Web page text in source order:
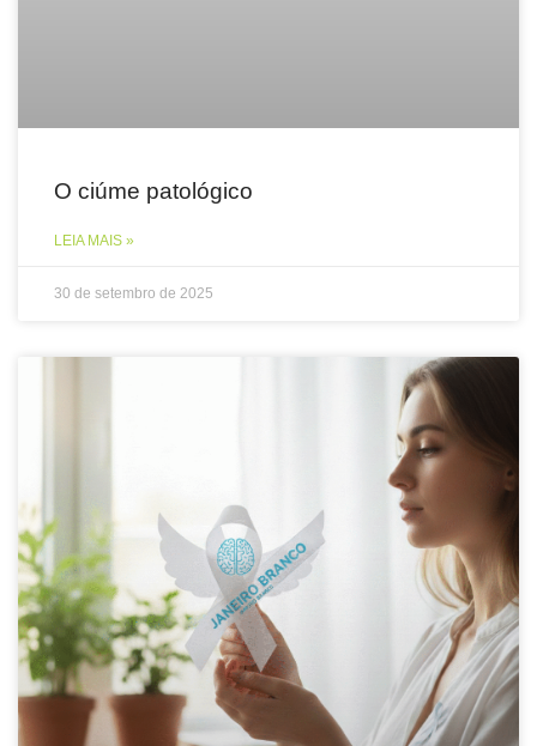
O ciúme patológico
LEIA MAIS »
30 de setembro de 2025